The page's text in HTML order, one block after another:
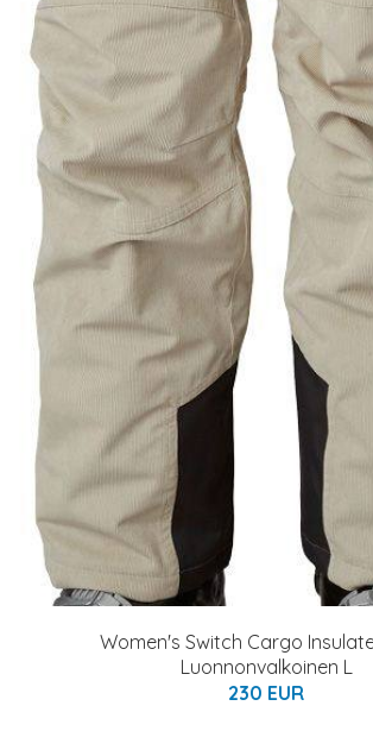
Women's Switch Cargo
Luonnonvalkoinen L
230 EUR